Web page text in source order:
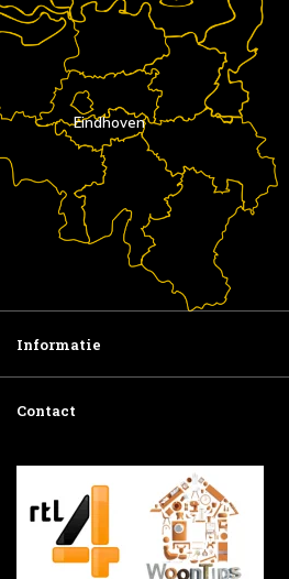
Eindhoven
Informatie
Contact